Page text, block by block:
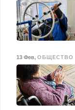
13 Фев, ОБЩЕСТВО